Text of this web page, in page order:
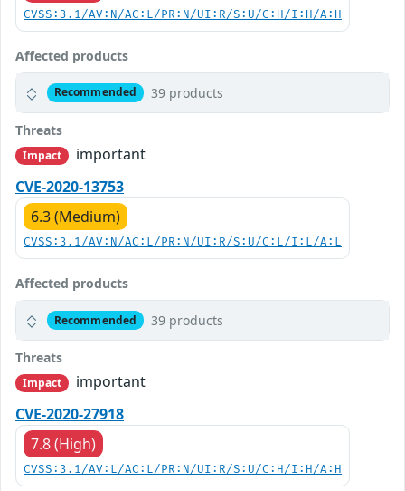
CVSS:3.1/AV:N/AC:L/PR:N/UI:R/S:U/C:H/I:H/A:H
Affected products
Recommended 39 products
Threats
Impact
important
CVE-2020-13753
6.3 (Medium)
CVSS:3.1/AV:N/AC:L/PR:N/UI:R/S:U/C:L/I:L/A:L
Affected products
Recommended 39 products
Threats
Impact
important
CVE-2020-27918
7.8 (High)
CVSS:3.1/AV:L/AC:L/PR:N/UI:R/S:U/C:H/I:H/A:H